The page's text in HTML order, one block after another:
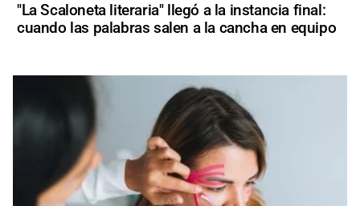
"La Scaloneta literaria" llegó a la instancia final:
cuando las palabras salen a la cancha en equipo